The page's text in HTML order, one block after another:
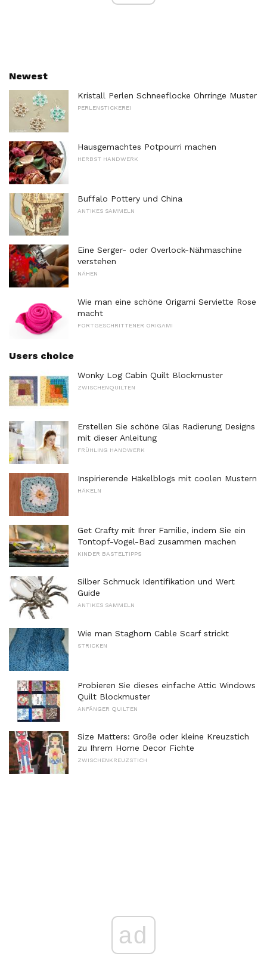
Newest
Kristall Perlen Schneeflocke Ohrringe Muster
PERLENSTICKEREI
Hausgemachtes Potpourri machen
HERBST HANDWERK
Buffalo Pottery und China
ANTIKES SAMMELN
Eine Serger- oder Overlock-Nähmaschine
verstehen
NÄHEN
Wie man eine schöne Origami Serviette Rose
macht
FORTGESCHRITTENER ORIGAMI
Users choice
Wonky Log Cabin Quilt Blockmuster
ZWISCHENQUILTEN
Erstellen Sie schöne Glas Radierung Designs
mit dieser Anleitung
FRÜHLING HANDWERK
Inspirierende Häkelblogs mit coolen Mustern
HÄKELN
Get Crafty mit Ihrer Familie, indem Sie ein
Tontopf-Vogel-Bad zusammen machen
KINDER BASTELTIPPS
Silber Schmuck Identifikation und Wert
Guide
ANTIKES SAMMELN
Wie man Staghorn Cable Scarf strickt
STRICKEN
Probieren Sie dieses einfache Attic Windows
Quilt Blockmuster
ANFÄNGER QUILTEN
Size Matters: Große oder kleine Kreuzstich
zu Ihrem Home Decor Fichte
ZWISCHENKREUZSTICH
ad